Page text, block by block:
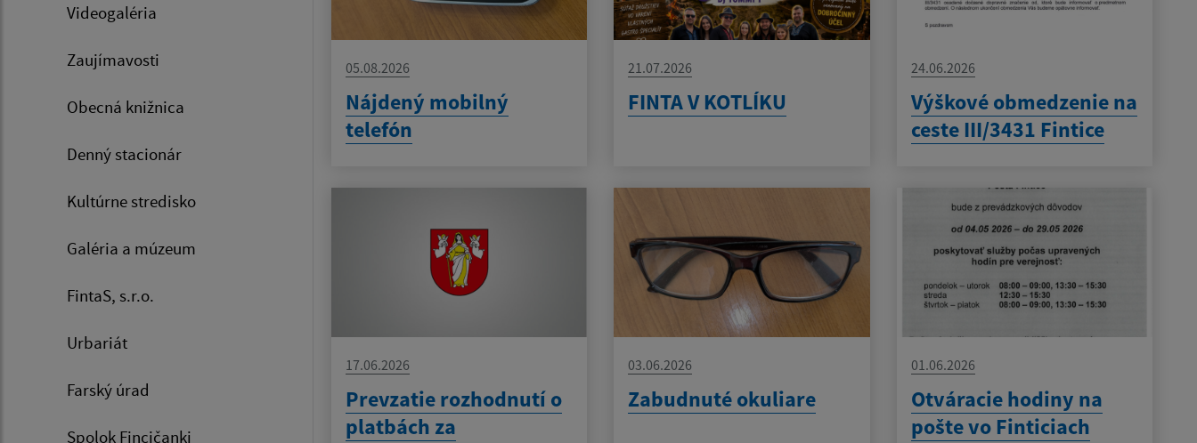
Videogaléria
Zaujímavosti
Obecná knižnica
Denný stacionár
Kultúrne stredisko
Galéria a múzeum
FintaS, s.r.o.
Urbariát
Farský úrad
Spolok Fincičanki
05.08.2026
Nájdený mobilný
telefón
21.07.2026
FINTA V KOTLÍKU
24.06.2026
Výškové obmedzenie na
ceste III/3431 Fintice
17.06.2026
Prevzatie rozhodnutí o
platbách za
03.06.2026
Zabudnuté okuliare
01.06.2026
Otváracie hodiny na
pošte vo Finticiach